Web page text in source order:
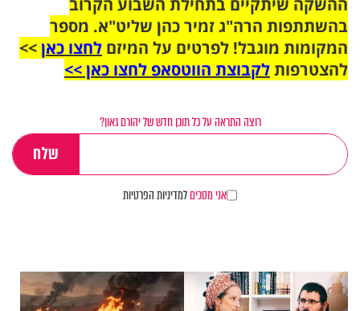
ההשקה שיתקיים בתחילת השבוע הקרוב
בהשתתפות הרה"ג זמיר כהן שליט"א. מספר
המקומות מוגבל! לפרטים על המיזם לחצו כאן>>
להצטרפותלקבוצת הווטסאפ לחצו כאן >>
רוצה התראה על כל תוכן חדש של יהורם גאון?
אני מסכיםלמדיניות הפרטיות